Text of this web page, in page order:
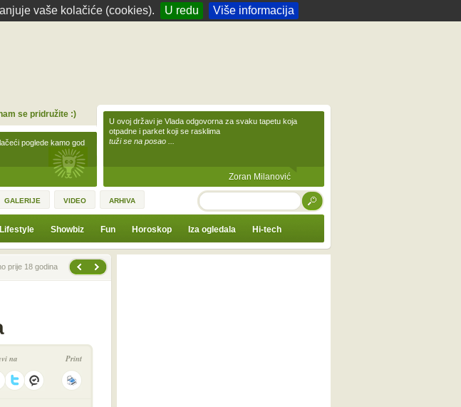
vaše kolačiće (cookies). U redu Više informacija
poglede kamo god
se pridružite :)
U ovoj državi je Vlada odgovorna za svaku tapetu koja
otpadne i parket koji se rasklima
tuži se na posao ...
Zoran Milanović
GALERIJE VIDEO ARHIVA TRAŽI
Lifestyle Showbiz Fun Horoskop Iza ogledala Hi-tech
prije 18 godina
na Print